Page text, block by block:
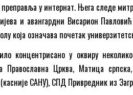
у интернат. Њега следе
и авангардни Висарион
која означава почетак
концентрисано у оквиру неколико
Православна Црква, Матица
САНУ), СПД Привредник из